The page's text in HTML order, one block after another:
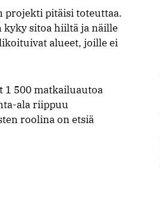
projekti pitäisi toteuttaa.
kyky sitoa hiiltä ja näille
alueet, joille ei
1 500 matkailuautoa
ala riippuu
roolina on etsiä